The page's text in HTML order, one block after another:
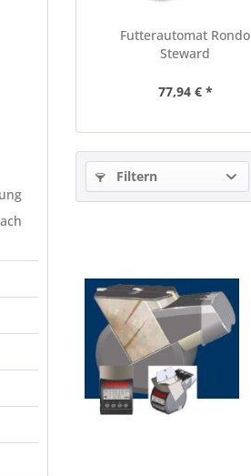
Futterautomat Rondo
Steward
77,94 € *
Filtern